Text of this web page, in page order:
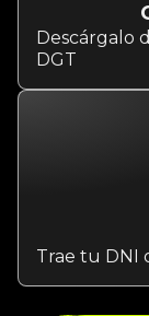
Descárgalo
DGT
Trae tu DNI